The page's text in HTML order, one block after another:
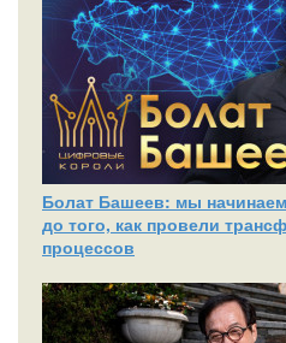
Болат Башеев: мы
до того, как провели
процессов